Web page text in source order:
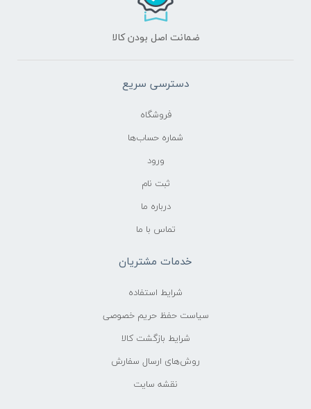
ضمانت اصل بودن کالا
دسترسی سریع
فروشگاه
شماره حساب‌ها
ورود
ثبت نام
درباره ما
تماس با ما
خدمات مشتریان
شرایط استفاده
سیاست حفظ حریم خصوصی
شرایط بازگشت کالا
روش‌های ارسال سفارش
نقشه سایت